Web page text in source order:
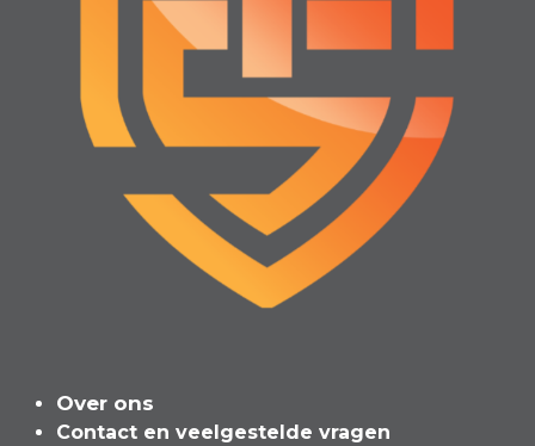
Over ons
Contact en veelgeste​l​de vragen